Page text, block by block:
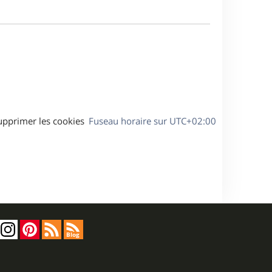
Fuseau horaire sur UTC+02:00
les cookies